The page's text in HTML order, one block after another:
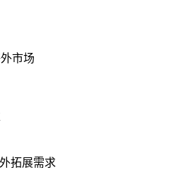
市场
拓展需求